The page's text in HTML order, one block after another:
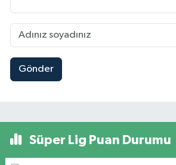
Gönder
Süper Lig Puan Durumu